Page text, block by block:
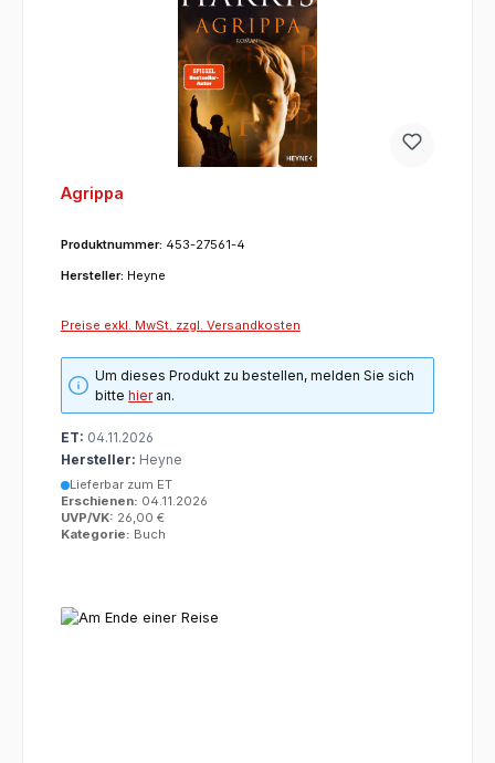
Agrippa
Produktnummer: 453-27561-4
Hersteller: Heyne
Preise exkl. MwSt. zzgl. Versandkosten
Um dieses Produkt zu bestellen, melden Sie sich
bittehieran.
ET: 04.11.2026
Hersteller: Heyne
Lieferbar zum ET
Erschienen: 04.11.2026
UVP/VK: 26,00 €
Kategorie: Buch